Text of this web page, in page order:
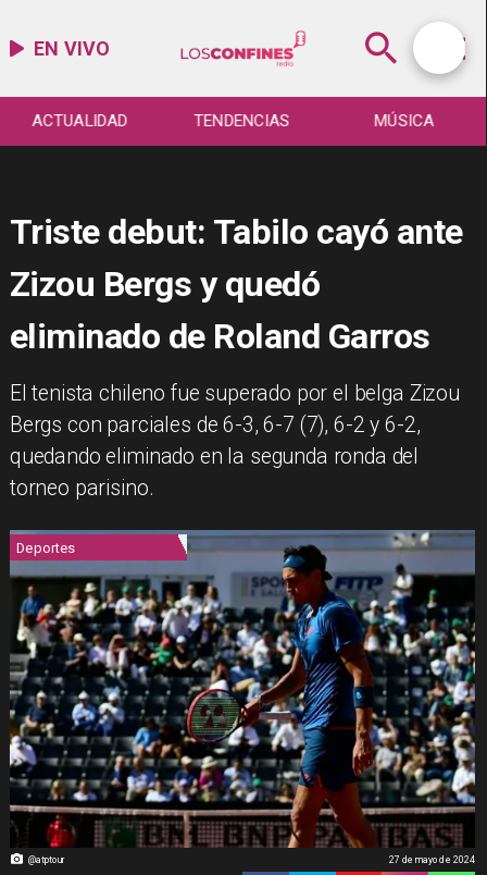
EN VIVO
ACTUALIDAD TENDENCIAS MÚSICA
Triste debut: Tabilo cayó ante
Zizou Bergs y quedó
eliminado de Roland Garros
​El tenista chileno fue superado por el belga Zizou
Bergs con parciales de 6-3, 6-7 (7), 6-2 y 6-2,
quedando eliminado en la segunda ronda del
torneo parisino.
@atptour
Deportes
27 de mayo de 2024